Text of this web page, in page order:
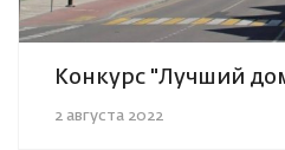
Конкурс "Лучший
2 августа 2022